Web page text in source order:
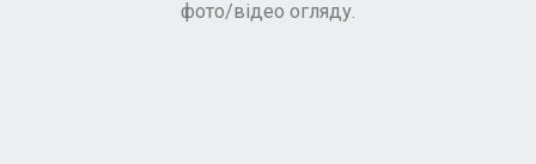
фото/відео огляду.